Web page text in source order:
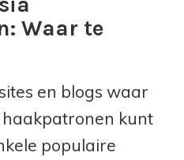
Waar te
en blogs waar
kunt
populaire